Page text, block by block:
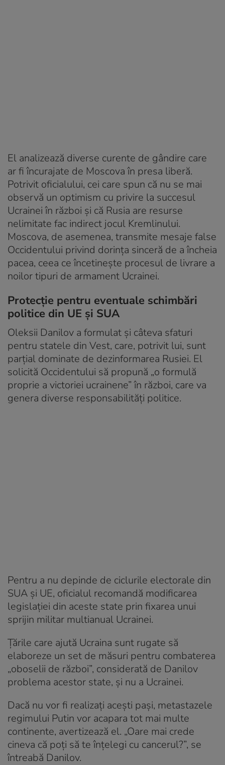
El analizează diverse curente de gândire care
ar fi încurajate de Moscova în presa liberă.
Potrivit oficialului, cei care spun că nu se mai
observă un optimism cu privire la succesul
Ucrainei în război și că Rusia are resurse
nelimitate fac indirect jocul Kremlinului.
Moscova, de asemenea, transmite mesaje false
Occidentului privind dorința sinceră de a încheia
pacea, ceea ce încetinește procesul de livrare a
noilor tipuri de armament Ucrainei.
Protecție pentru eventuale schimbări
politice din UE și SUA
Oleksii Danilov a formulat și câteva sfaturi
pentru statele din Vest, care, potrivit lui, sunt
parțial dominate de dezinformarea Rusiei. El
solicită Occidentului să propună „o formulă
proprie a victoriei ucrainene” în război, care va
genera diverse responsabilități politice.
Pentru a nu depinde de ciclurile electorale din
SUA și UE, oficialul recomandă modificarea
legislației din aceste state prin fixarea unui
sprijin militar multianual Ucrainei.
Țările care ajută Ucraina sunt rugate să
elaboreze un set de măsuri pentru combaterea
„oboselii de război”, considerată de Danilov
problema acestor state, și nu a Ucrainei.
Dacă nu vor fi realizați acești pași, metastazele
regimului Putin vor acapara tot mai multe
continente, avertizează el. „Oare mai crede
cineva că poți să te înțelegi cu cancerul?”, se
întreabă Danilov.